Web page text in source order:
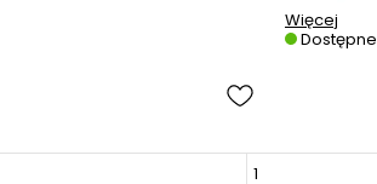
Więcej
Dostępne